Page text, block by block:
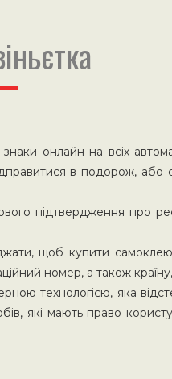
онлайн на всіх
в подорож,
підтвердження про
щоб купити
номер, а також
технологією, яка
які мають право